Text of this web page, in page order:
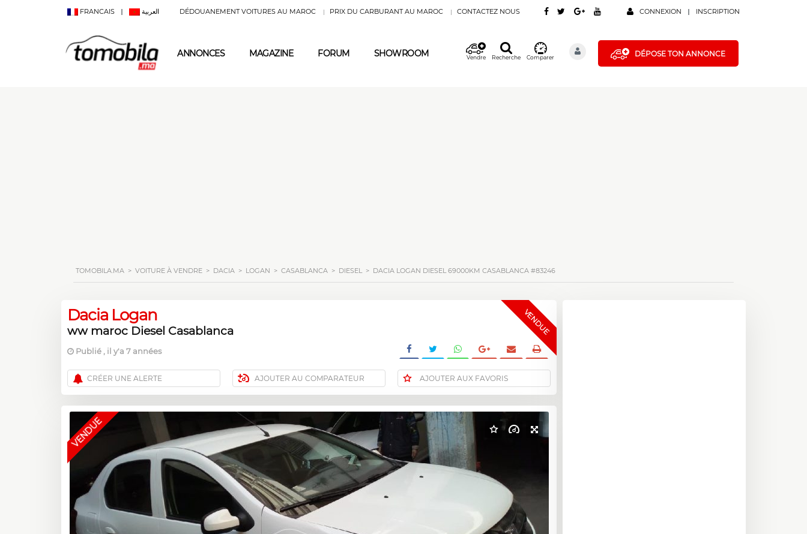
FRANCAIS العربية CONNEXION INSCRIPTION
DÉDOUANEMENT VOITURES AU MAROC PRIX DU CARBURANT AU MAROC CONTACTEZ NOUS
DÉPOSE TON ANNONCE
Comparer
Recherche
Vendre
ANNONCES MAGAZINE FORUM SHOWROOM
TOMOBILA.MA > VOITURE À VENDRE > DACIA > LOGAN > CASABLANCA > DIESEL > DACIA LOGAN DIESEL 69000KM CASABLANCA #83246
VENDUE
Dacia Logan
ww maroc Diesel Casablanca
Publié , il y'a 7 années
CRÉER UNE ALERTE AJOUTER AU COMPARATEUR AJOUTER AUX FAVORIS
VENDUE